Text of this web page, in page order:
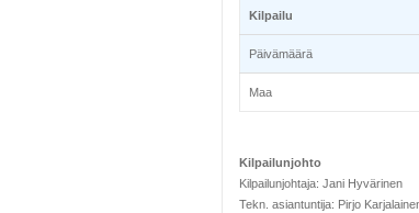
Kilpailu
Päivämäärä
Maa
Kilpailunjohto
Kilpailunjohtaja: Jani Hyvärinen
Tekn. asiantuntija: Pirjo